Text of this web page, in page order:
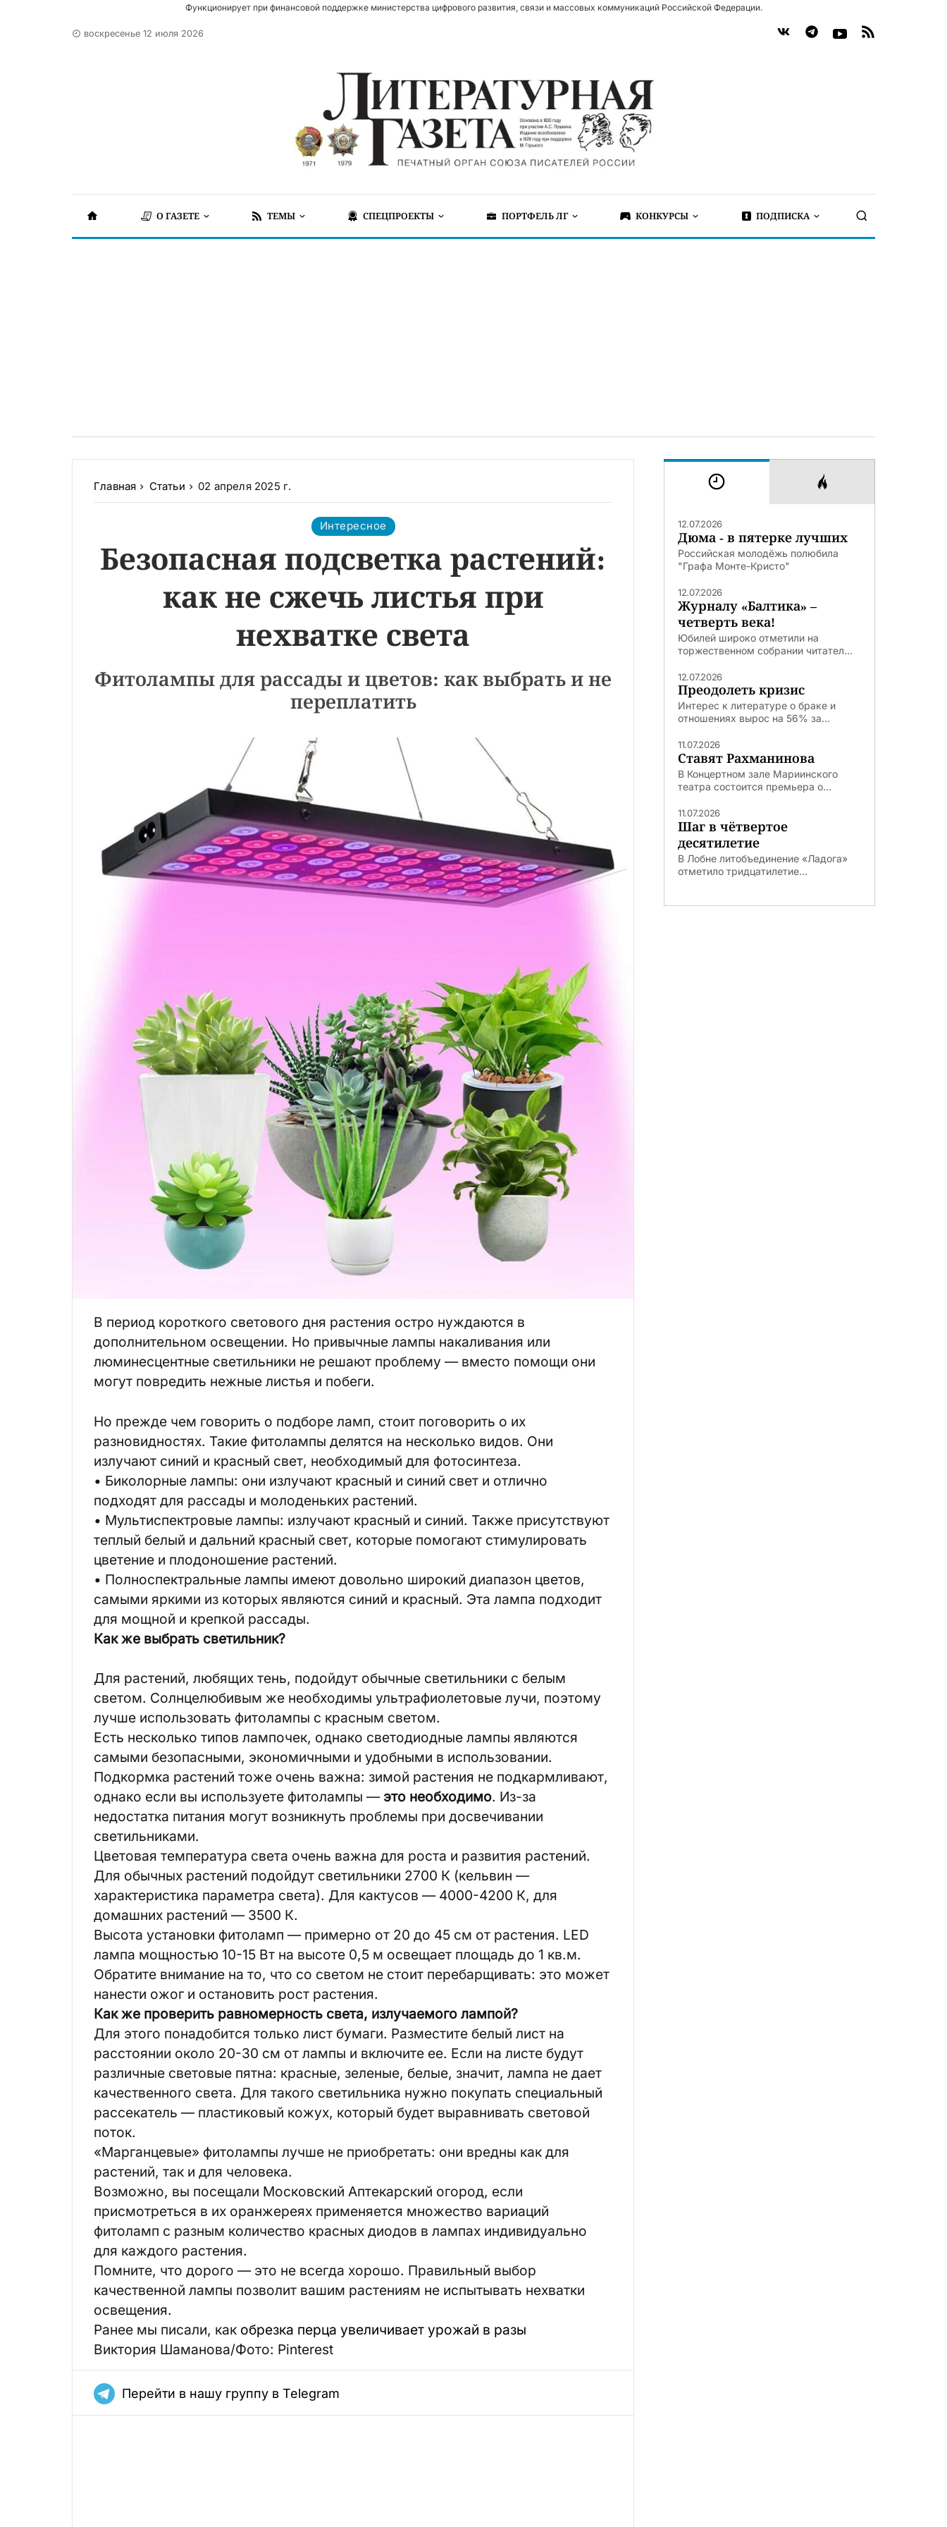
Функционирует при финансовой поддержке министерства цифрового развития, связи и массовых коммуникаций Российской Федерации.
воскресенье 12 июля 2026
О ГАЗЕТЕ ТЕМЫ СПЕЦПРОЕКТЫ ПОРТФЕЛЬ ЛГ КОНКУРСЫ ПОДПИСКА
Главная Статьи 02 апреля 2025 г.
Интересное
Безопасная подсветка растений:
как не сжечь листья при
нехватке света
Фитолампы для рассады и цветов: как выбрать и не
переплатить
В период короткого светового дня растения остро нуждаются в
дополнительном освещении. Но привычные лампы накаливания или
люминесцентные светильники не решают проблему — вместо помощи они
могут повредить нежные листья и побеги.
Но прежде чем говорить о подборе ламп, стоит поговорить о их
разновидностях. Такие фитолампы делятся на несколько видов. Они
излучают синий и красный свет, необходимый для фотосинтеза.
• Биколорные лампы: они излучают красный и синий свет и отлично
подходят для рассады и молоденьких растений.
• Мультиспектровые лампы: излучают красный и синий. Также присутствуют
теплый белый и дальний красный свет, которые помогают стимулировать
цветение и плодоношение растений.
• Полноспектральные лампы имеют довольно широкий диапазон цветов,
самыми яркими из которых являются синий и красный. Эта лампа подходит
для мощной и крепкой рассады.
Как же выбрать светильник?
Для растений, любящих тень, подойдут обычные светильники с белым
светом. Солнцелюбивым же необходимы ультрафиолетовые лучи, поэтому
лучше использовать фитолампы с красным светом.
Есть несколько типов лампочек, однако светодиодные лампы являются
самыми безопасными, экономичными и удобными в использовании.
Подкормка растений тоже очень важна: зимой растения не подкармливают,
однако если вы используете фитолампы —это необходимо. Из-за
недостатка питания могут возникнуть проблемы при досвечивании
светильниками.
Цветовая температура света очень важна для роста и развития растений.
Для обычных растений подойдут светильники 2700 К (кельвин —
характеристика параметра света). Для кактусов — 4000-4200 К, для
домашних растений — 3500 К.
Высота установки фитоламп — примерно от 20 до 45 см от растения. LED
лампа мощностью 10-15 Вт на высоте 0,5 м освещает площадь до 1 кв.м.
Обратите внимание на то, что со светом не стоит перебарщивать: это может
нанести ожог и остановить рост растения.
Как же проверить равномерность света, излучаемого лампой?
Для этого понадобится только лист бумаги. Разместите белый лист на
расстоянии около 20-30 см от лампы и включите ее. Если на листе будут
различные световые пятна: красные, зеленые, белые, значит, лампа не дает
качественного света. Для такого светильника нужно покупать специальный
рассекатель — пластиковый кожух, который будет выравнивать световой
поток.
«Марганцевые» фитолампы лучше не приобретать: они вредны как для
растений, так и для человека.
Возможно, вы посещали Московский Аптекарский огород, если
присмотреться в их оранжереях применяется множество вариаций
фитоламп с разным количество красных диодов в лампах индивидуально
для каждого растения.
Помните, что дорого — это не всегда хорошо. Правильный выбор
качественной лампы позволит вашим растениям не испытывать нехватки
освещения.
Ранее мы писали, как обрезка перца увеличивает урожай в разы
Виктория Шаманова/Фото: Pinterest
Перейти в нашу группу в Telegram
12.07.2026
Дюма - в пятерке лучших
Российская молодёжь полюбила
"Графа Монте-Кристо"
12.07.2026
Журналу «Балтика» –
четверть века!
Юбилей широко отметили на
торжественном собрании читател...
12.07.2026
Преодолеть кризис
Интерес к литературе о браке и
отношениях вырос на 56% за...
11.07.2026
Ставят Рахманинова
В Концертном зале Мариинского
театра состоится премьера о...
11.07.2026
Шаг в чётвертое
десятилетие
В Лобне литобъединение «Ладога»
отметило тридцатилетие...